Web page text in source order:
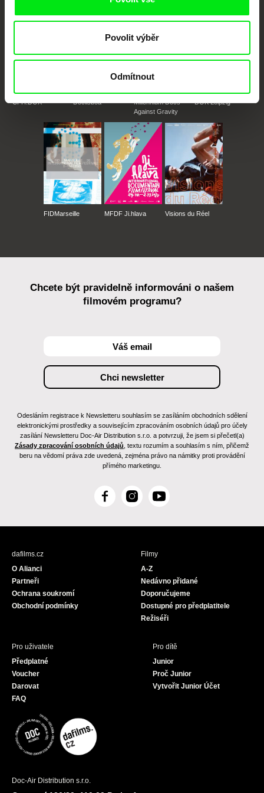
Povolit výběr
Odmítnout
CPH:DOX Doclisboa
Millennium Docs
Against Gravity
DOK Leipzig
FIDMarseille MFDF Ji.hlava Visions du Réel
Chcete být pravidelně informováni o našem
filmovém programu?
Odesláním registrace k Newsletteru souhlasím se zasíláním obchodních sdělení
elektronickými prostředky a souvisejícím zpracováním osobních údajů pro účely
zasílání Newsletteru Doc-Air Distribution s.r.o. a potvrzuji, že jsem si přečetl(a)
Zásady zpracování osobních údajů , textu rozumím a souhlasím s ním, přičemž
beru na vědomí práva zde uvedená, zejména právo na námitky proti provádění
přímého marketingu.
F
c
I
s
Y
u
dafilms.cz
O Alianci
Partneři
Ochrana soukromí
Obchodní podmínky
Filmy
A-Z
Nedávno přidané
Doporučujeme
Dostupné pro předplatitele
Režiséři
Pro uživatele
Předplatné
Voucher
Darovat
FAQ
Pro dítě
Junior
Proč Junior
Vytvořit Junior Účet
Doc-Air Distribution s.r.o.